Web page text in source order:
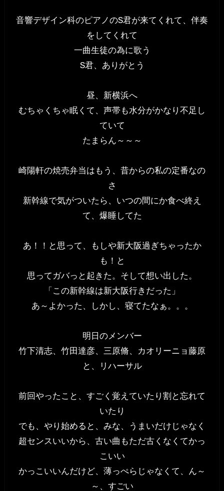
音響デザイン科のピアノのS君が来てくれて、伴奏
をしてくれて
一曲生徒の為に歌う
S君、ありがとう
昼、新横浜へ
むちゃくちゃ眠くて、声帯も水分がかなり不足し
ていて
たまらん～～～
崎陽軒の焼売弁当はもう、昔からの私の定番なの
さ
新幹線で気がついたら、いつの間にか食べ終え
て、爆睡してた
あ！！と思って、もしや新大阪過ぎちゃったか
も！と
思ってガバっと起きた。そして想い出した。
「この新幹線は新大阪行きだった」
あ～よかった、しかし、寝てたなぁ。。。
明日のメンバー
竹下清志、竹田達彦、三原脩、カオリーニョ藤原
と、リハーサル
前回やったこと、すごく覚えていたり割と忘れて
いたり
でも、やり始めると、みな、うまいだけじゃなく
超センスいいから、古い曲もただ古くなくてかっ
こいい
かっこいいんだけど、薄っぺらじゃなくて、ん～
～、すごい